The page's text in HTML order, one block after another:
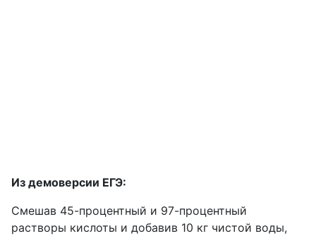
Из демоверсии ЕГЭ:
Смешав 45-процентный и 97-процентный
растворы кислоты и добавив 10 кг чистой воды,